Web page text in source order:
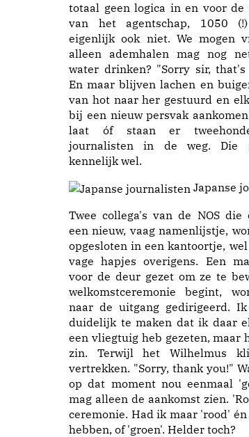
totaal geen logica in en voor de
van het agentschap, 1050
eigenlijk ook niet. We mogen
alleen ademhalen mag nog
water drinken? "Sorry sir, that's
En maar blijven lachen en
van hot naar her gestuurd en
bij een nieuw persvak
laat óf staan er
journalisten in de weg. Die
kennelijk wel.
Japanse
Twee collega's van de NOS die
een nieuw, vaag namenlijstje,
opgesloten in een kantoortje,
vage hapjes overigens. Een
voor de deur gezet om ze te
welkomstceremonie begint,
naar de uitgang gedirigeerd.
duidelijk te maken dat ik daar
een vliegtuig heb gezeten, maar
zin. Terwijl het Wilhelmus
vertrekken. "Sorry, thank you!"
op dat moment nou eenmaal
mag alleen de aankomst zien.
ceremonie. Had ik maar 'rood'
hebben, of 'groen'. Helder toch?